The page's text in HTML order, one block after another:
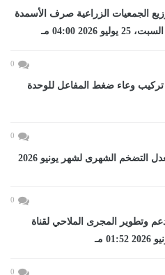
الجمعيات الزراعية صرف الأسمدة
04:00 مـ
0
وعاء ضغط المفاعل للوحدة
0
0
وتطوير المجرى الملاحي لقناة
0